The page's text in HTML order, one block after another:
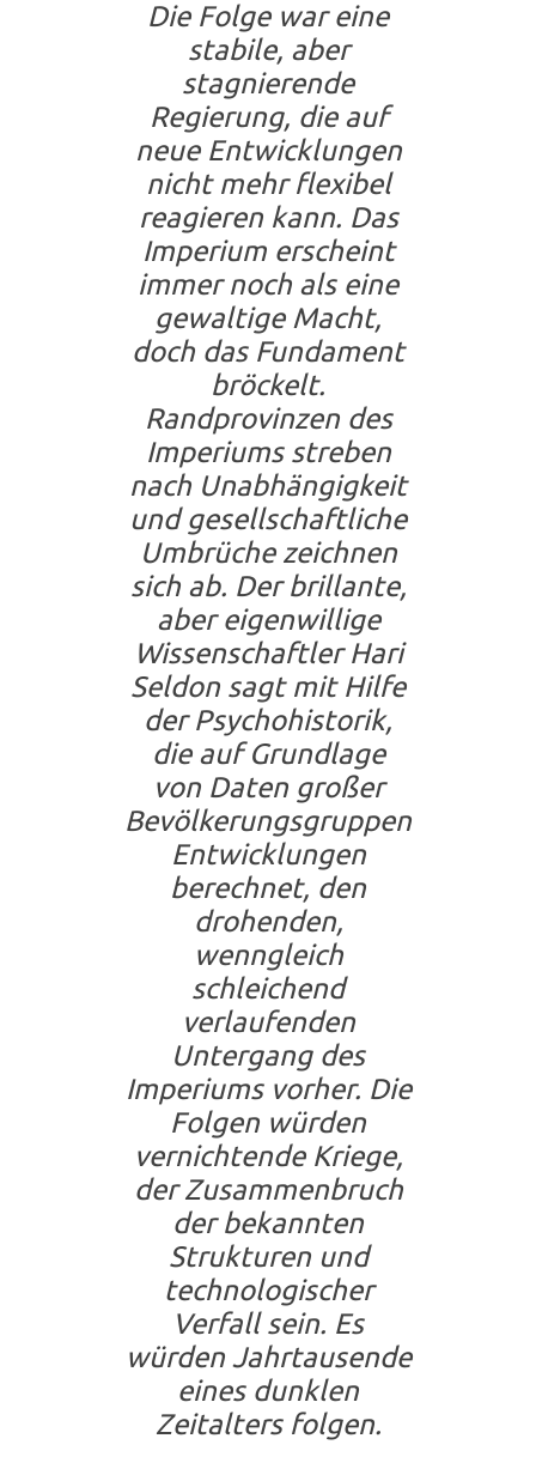
Die Folge war eine
stabile, aber
stagnierende
Regierung, die auf
neue Entwicklungen
nicht mehr flexibel
reagieren kann. Das
Imperium erscheint
immer noch als eine
gewaltige Macht,
doch das Fundament
bröckelt.
Randprovinzen des
Imperiums streben
nach Unabhängigkeit
und gesellschaftliche
Umbrüche zeichnen
sich ab. Der brillante,
aber eigenwillige
Wissenschaftler Hari
Seldon sagt mit Hilfe
der Psychohistorik,
die auf Grundlage
von Daten großer
Bevölkerungsgruppen
Entwicklungen
berechnet, den
drohenden,
wenngleich
schleichend
verlaufenden
Untergang des
Imperiums vorher. Die
Folgen würden
vernichtende Kriege,
der Zusammenbruch
der bekannten
Strukturen und
technologischer
Verfall sein. Es
würden Jahrtausende
eines dunklen
Zeitalters folgen.